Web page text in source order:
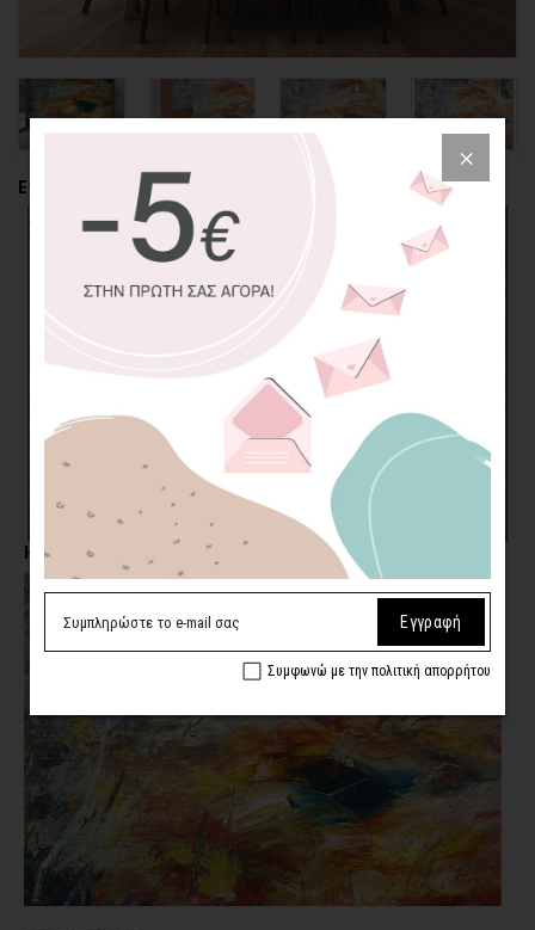
Επιλέξτε την περικοπή της φωτογραφίας
Η επιλογή σας
Εγγραφή
Συμφωνώ με την πολιτική απορρήτου